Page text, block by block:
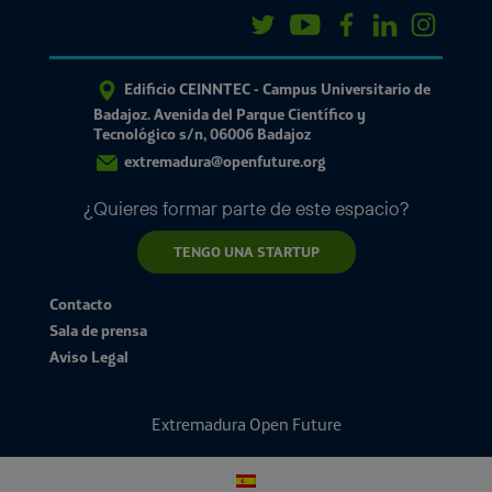
Edificio CEINNTEC - Campus Universitario de
Badajoz. Avenida del Parque Científico y
Tecnológico s/n, 06006 Badajoz
extremadura@openfuture.org
¿Quieres formar parte de este espacio?
TENGO UNA STARTUP
Contacto
Sala de prensa
Aviso Legal
Extremadura Open Future